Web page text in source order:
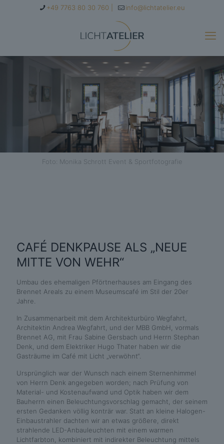
+49 7763 80 30 760 | info@lichtatelier.eu
Foto: Monika Schrott Event & Sportfotografie
CAFÉ DENKPAUSE ALS „NEUE
MITTE VON WEHR“
Umbau des ehemaligen Pförtnerhauses am Eingang des
Brennet Areals zu einem Museumscafé im Stil der 20er
Jahre.
In Zusammenarbeit mit dem Architekturbüro Wegfahrt,
Architektin Andrea Wegfahrt, und der MBB GmbH, vormals
Brennet AG, mit Frau Sabine Gersbach und Herrn Stephan
Denk, und dem Elektriker Hugo Thater haben wir die
Gasträume im Café mit Licht „verwöhnt“.
Ursprünglich war der Wunsch nach einem Sternenhimmel
von Herrn Denk angegeben worden; nach Prüfung von
Material- und Kostenaufwand und Optik haben wir dem
Bauherrn einen Beleuchtungsvorschlag gemacht, der seinem
ersten Gedanken völlig konträr war. Statt an kleine Halogen-
Einbaustrahler dachten wir an etwas größere, direkt
strahlende LED-Anbauleuchten mit einem warmen
Lichtfarbton, kombiniert mit indirekter Beleuchtung mittels